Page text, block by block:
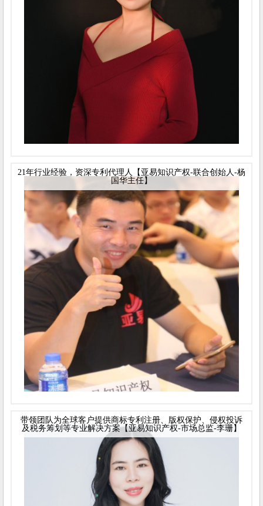
21年行业经验，资深专利代理人【亚易知识产权-联合创始人-杨
国华主任】
带领团队为全球客户提供商标专利注册、版权保护、侵权投诉
及税务筹划等专业解决方案【亚易知识产权-市场总监-李珊】